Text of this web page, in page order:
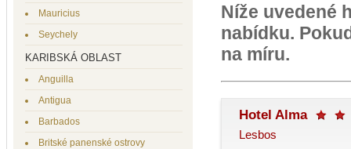
Mauricius
Seychely
KARIBSKÁ OBLAST
Anguilla
Antigua
Barbados
Britské panenské ostrovy
Níže uvedené
nabídku.
na míru.
Hotel Alma
Lesbos